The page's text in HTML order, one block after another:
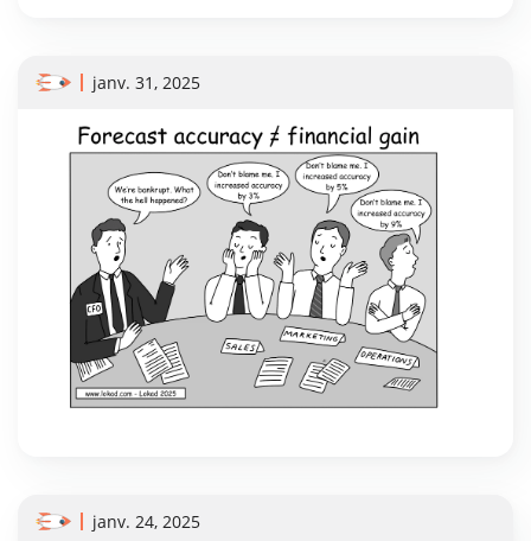
janv. 31, 2025
janv. 24, 2025